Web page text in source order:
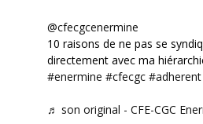
@cfecgcenermine
10 raisons de ne pas se
directement avec ma
#enermine #cfecgc #adherent
♬ son original - CFE-CGC